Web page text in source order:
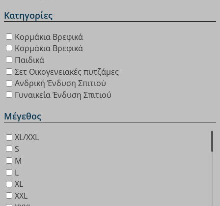
Κατηγορίες
Κορμάκια Βρεφικά
Κορμάκια Βρεφικά
Παιδικά
Σετ Οικογενειακές πυτζάμες
Ανδρική Ένδυση Σπιτιού
Γυναικεία Ένδυση Σπιτιού
Μέγεθος
XL/XXL
S
M
L
XL
XXL